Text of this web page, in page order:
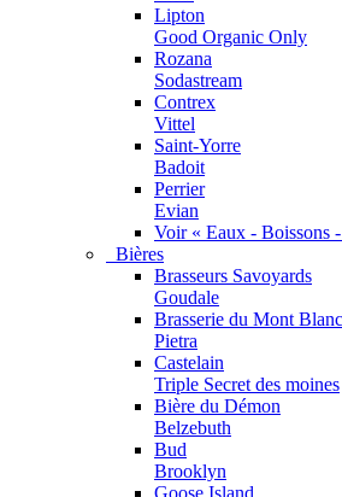
Lipton
Good Organic Only
Rozana
Sodastream
Contrex
Vittel
Saint-Yorre
Badoit
Perrier
Evian
Voir « Eaux - Boissons
Bières
Brasseurs Savoyards
Goudale
Brasserie du Mont Blanc
Pietra
Castelain
Triple Secret des moines
Bière du Démon
Belzebuth
Bud
Brooklyn
Goose Island